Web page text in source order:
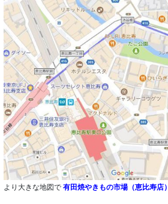
より大きな地図で 有田焼やきもの市場（恵比寿店）